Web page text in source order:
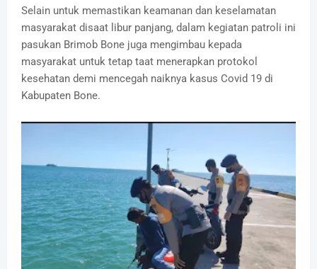
Selain untuk memastikan keamanan dan keselamatan
masyarakat disaat libur panjang, dalam kegiatan patroli ini
pasukan Brimob Bone juga mengimbau kepada
masyarakat untuk tetap taat menerapkan protokol
kesehatan demi mencegah naiknya kasus Covid 19 di
Kabupaten Bone.